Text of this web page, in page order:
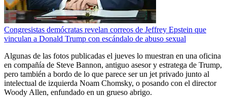
Congresistas demócratas revelan correos de Jeffrey Epstein que
vinculan a Donald Trump con escándalo de abuso sexual
Algunas de las fotos publicadas el jueves lo muestran en una oficina
en compañía de Steve Bannon, antiguo asesor y estratega de Trump,
pero también a bordo de lo que parece ser un jet privado junto al
intelectual de izquierda Noam Chomsky, o posando con el director
Woody Allen, enfundado en un grueso abrigo.